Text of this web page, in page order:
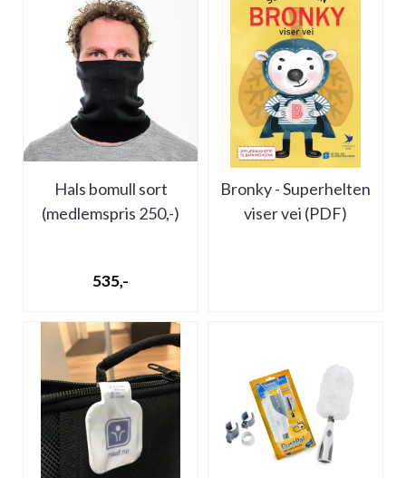
Hals bomull sort
(medlemspris 250,-)
535,-
Bronky - Superhelten
viser vei (PDF)